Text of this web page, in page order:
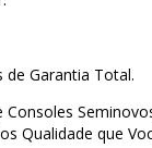
de Garantia Total.
Consoles
Qualidade que